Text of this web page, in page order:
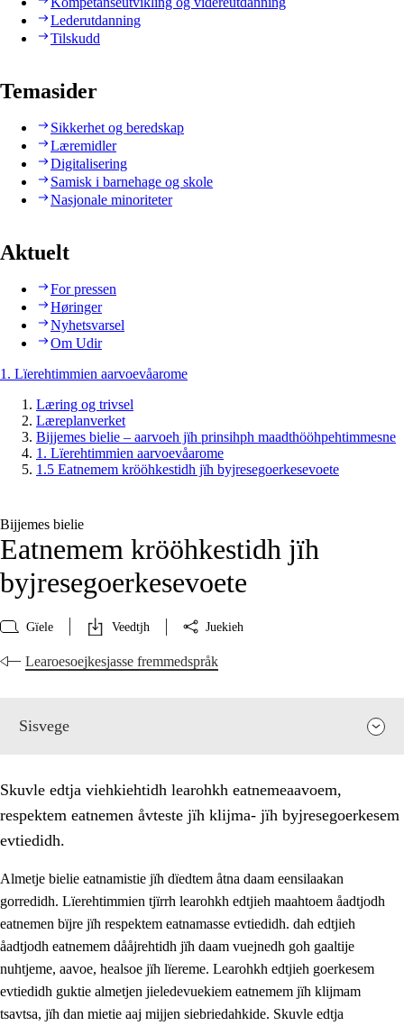
Lederutdanning
Tilskudd
Temasider
Sikkerhet og beredskap
Læremidler
Digitalisering
Samisk i barnehage og skole
Nasjonale minoriteter
Aktuelt
For pressen
Høringer
Nyhetsvarsel
Om Udir
1. Lïerehtimmien aarvoevåarome
Læring og trivsel
Læreplanverket
Bijjemes bielie – aarvoeh jïh prinsihph maadthööhpehtimmesne
1. Lïerehtimmien aarvoevåarome
1.5 Eatnemem krööhkestidh jïh byjresegoerkesevoete
Bijjemes bielie
Eatnemem krööhkestidh jïh
byjresegoerkesevoete
Gïele Veedtjh Juekieh
Learoesoejkesjasse fremmedspråk
Sisvege
1. Lïerehtimmien aarvoevåarome
1.1 Almetjeaarvoe
Skuvle edtja viehkiehtidh learohkh eatnemeaavoem,
respektem eatnemen åvteste jïh klijma- jïh byjresegoerkesem
evtiedidh.
Almetje bielie eatnamistie jïh dïedtem åtna daam eensilaakan
gorredidh. Lïerehtimmien tjïrrh learohkh edtjieh maahtoem åadtjodh
eatnemen bïjre jïh respektem eatnamasse evtiedidh. dah edtjieh
åadtjodh eatnemem dååjrehtidh jïh daam vuejnedh goh gaaltije
nuhtjeme, aavoe, healsoe jïh lïereme. Learohkh edtjieh goerkesem
evtiedidh guktie almetjen jieledevuekiem eatnemem jïh klijmam
tsavtsa, jïh dan mietie aaj mijjen siebriedahkide. Skuvle edtja